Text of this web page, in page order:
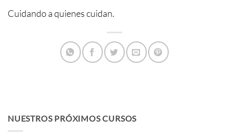
Cuidando a quienes cuidan.
NUESTROS PRÓXIMOS CURSOS